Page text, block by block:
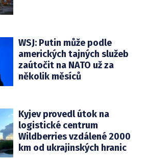
WSJ: Putin může podle
amerických tajných služeb
zaútočit na NATO už za
několik měsíců
Kyjev provedl útok na
logistické centrum
Wildberries vzdálené 2000
km od ukrajinských hranic